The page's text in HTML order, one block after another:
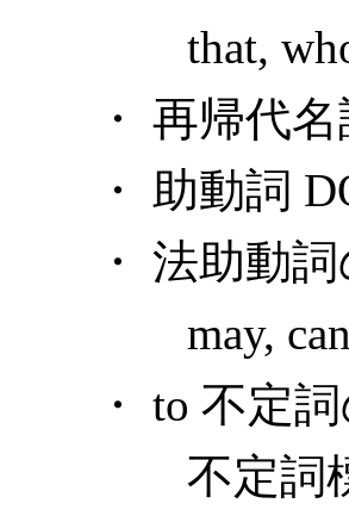
that,
・ 再帰代名
・ 助動詞
・ 法助動詞
may, can
・ to 不定詞
不定詞標識